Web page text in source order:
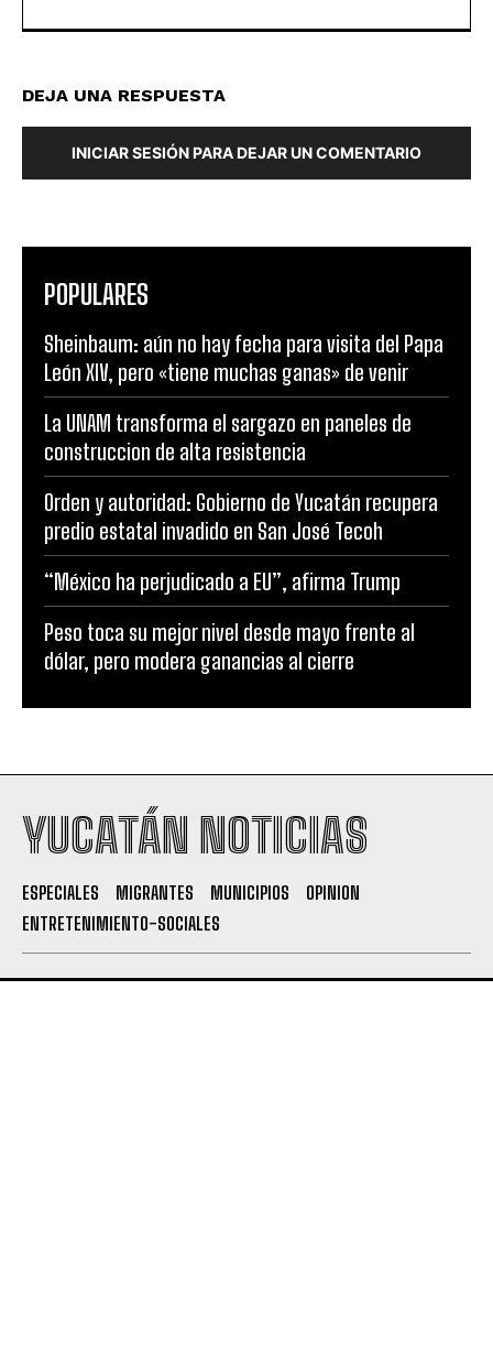
DEJA UNA RESPUESTA
INICIAR SESIÓN PARA DEJAR UN COMENTARIO
POPULARES
Sheinbaum: aún no hay fecha para visita del Papa
León XIV, pero «tiene muchas ganas» de venir
La UNAM transforma el sargazo en paneles de
construccion de alta resistencia
Orden y autoridad: Gobierno de Yucatán recupera
predio estatal invadido en San José Tecoh
“México ha perjudicado a EU”, afirma Trump
Peso toca su mejor nivel desde mayo frente al
dólar, pero modera ganancias al cierre
YUCATÁN NOTICIAS
ESPECIALES MIGRANTES MUNICIPIOS
OPINION
ENTRETENIMIENTO-SOCIALES